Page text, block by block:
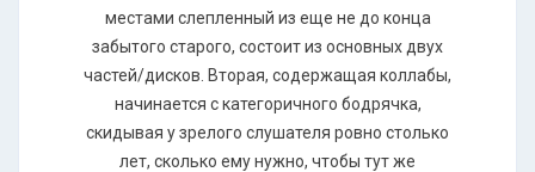
местами слепленный из еще не до конца
забытого старого, состоит из основных двух
частей/дисков. Вторая, содержащая коллабы,
начинается с категоричного бодрячка,
скидывая у зрелого слушателя ровно столько
лет, сколько ему нужно, чтобы тут же